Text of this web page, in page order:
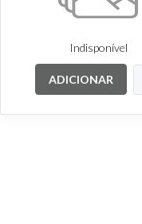
Indisponível
ADICIONAR